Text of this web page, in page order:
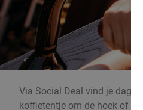
Via Social Deal vind je
koffietentje om de hoek of